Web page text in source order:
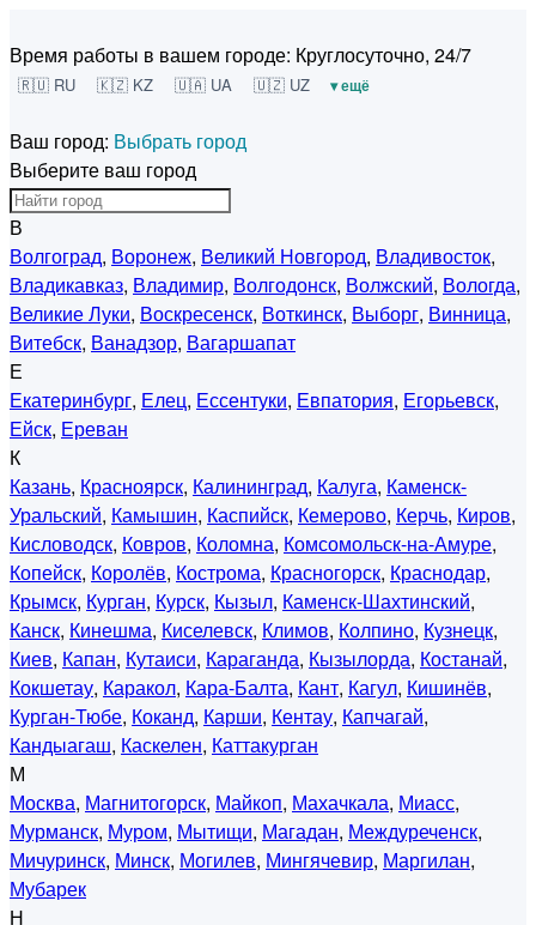
Время работы в вашем городе: Круглосуточно, 24/7
🇷🇺 RU 🇰🇿 KZ 🇺🇦 UA 🇺🇿 UZ ▾ ещё
Ваш город: Выбрать город
Выберите ваш город
В
Волгоград, Воронеж, Великий Новгород, Владивосток,
Владикавказ, Владимир, Волгодонск, Волжский, Вологда,
Великие Луки, Воскресенск, Воткинск, Выборг, Винница,
Витебск, Ванадзор, Вагаршапат
Е
Екатеринбург, Елец, Ессентуки, Евпатория, Егорьевск,
Ейск, Ереван
К
Казань, Красноярск, Калининград, Калуга, Каменск-
Уральский, Камышин, Каспийск, Кемерово, Керчь, Киров,
Кисловодск, Ковров, Коломна, Комсомольск-на-Амуре,
Копейск, Королёв, Кострома, Красногорск, Краснодар,
Крымск, Курган, Курск, Кызыл, Каменск-Шахтинский,
Канск, Кинешма, Киселевск, Климов, Колпино, Кузнецк,
Киев, Капан, Кутаиси, Караганда, Кызылорда, Костанай,
Кокшетау, Каракол, Кара-Балта, Кант, Кагул, Кишинёв,
Курган-Тюбе, Коканд, Карши, Кентау, Капчагай,
Кандыагаш, Каскелен, Каттакурган
М
Москва, Магнитогорск, Майкоп, Махачкала, Миасс,
Мурманск, Муром, Мытищи, Магадан, Междуреченск,
Мичуринск, Минск, Могилев, Мингячевир, Маргилан,
Мубарек
Н